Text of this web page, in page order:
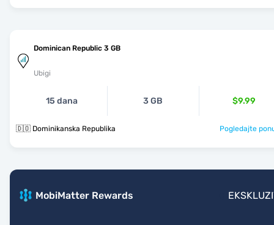
Dominican Republic 3 GB
Ubigi
15 dana 3 GB $9.99
🇩🇴 Dominikanska Republika Pogledajte
MobiMatter Rewards